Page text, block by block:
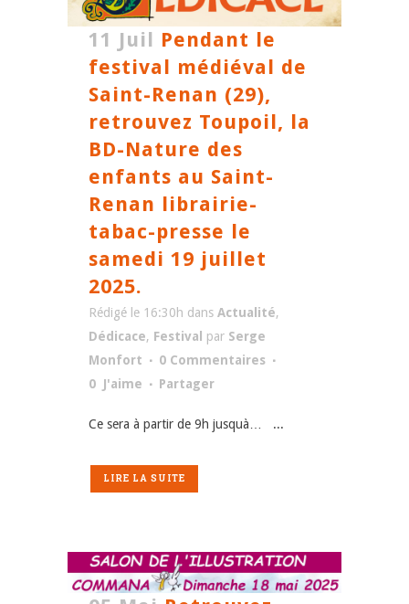
11 Juil Pendant le
festival médiéval de
Saint-Renan (29),
retrouvez Toupoil, la
BD-Nature des
enfants au Saint-
Renan librairie-
tabac-presse le
samedi 19 juillet
2025.
Rédigé le 16:30h dans Actualité,
Dédicace, Festival par Serge
Monfort
0 Commentaires
0 J'aime Partager
Ce sera à partir de 9h jusquà… ...
LIRE LA SUITE